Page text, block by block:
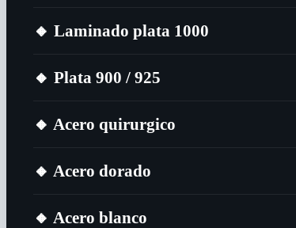
🔸​ Laminado plata 1000
🔸​ Plata 900 / 925
🔸​ Acero quirurgico
🔸​ Acero dorado
🔸​ Acero blanco